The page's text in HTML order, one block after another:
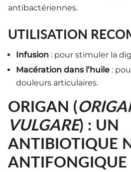
antibactériennes.
UTILISATION
Infusion : pour stimuler la
Macération dans l’huile :
douleurs articulaires.
ORIGAN (
VULGARE) : UN
ANTIBIOTIQUE
ANTIFONGIQUE